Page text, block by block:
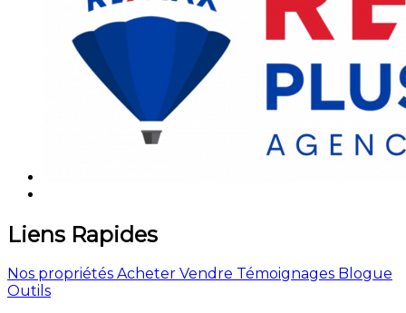
Liens Rapides
Nos propriétés Acheter Vendre Témoignages Blogue
Outils